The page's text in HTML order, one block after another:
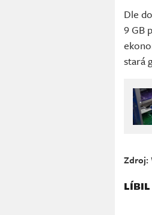
Dle
9 GB
stará
Zdroj:
LÍBIL